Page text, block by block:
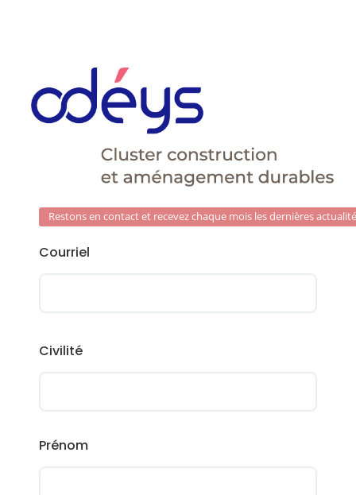
Restons en contact et recevez chaque mois les dernières
Courriel
Civilité
Prénom